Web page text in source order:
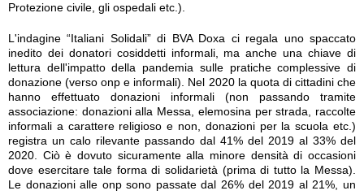
Protezione civile, gli ospedali etc.).
L'indagine “Italiani Solidali” di BVA Doxa ci regala uno spaccato
inedito dei donatori cosiddetti informali, ma anche una chiave di
lettura dell'impatto della pandemia sulle pratiche complessive di
donazione (verso onp e informali). Nel 2020 la quota di cittadini che
hanno effettuato donazioni informali (non passando tramite
associazione: donazioni alla Messa, elemosina per strada, raccolte
informali a carattere religioso e non, donazioni per la scuola etc.)
registra un calo rilevante passando dal 41% del 2019 al 33% del
2020. Ciò è dovuto sicuramente alla minore densità di occasioni
dove esercitare tale forma di solidarietà (prima di tutto la Messa).
Le donazioni alle onp sono passate dal 26% del 2019 al 21%, un